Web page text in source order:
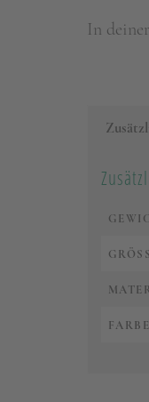
In
GRÖSSE
FARBE